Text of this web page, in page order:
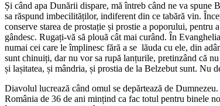
Și când apa Dunării dispare, mă întreb când ne va spune
sa răspund imbecilităților, indiferent din ce tabără vin.
conserve starea de prostație și prostie a poporului,
gândesc. Rugați-vă să plouă cât mai curând. În
numai cei care le împlinesc fără a se lăuda cu ele, din
sunt chinuiți, dar nu vor sa rupă lanțurile, pretinzând că
și lașitatea, și mândria, și prostia de la Belzebut sunt. Nu
Diavolul lucrează când omul se depărtează de
România de 36 de ani mințind ca fac totul pentru binele